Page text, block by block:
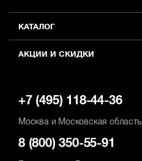
КАТАЛОГ
АКЦИИ И СКИДКИ
+7 (495) 118-44-36
Москва и Московская область
8 (800) 350-55-91